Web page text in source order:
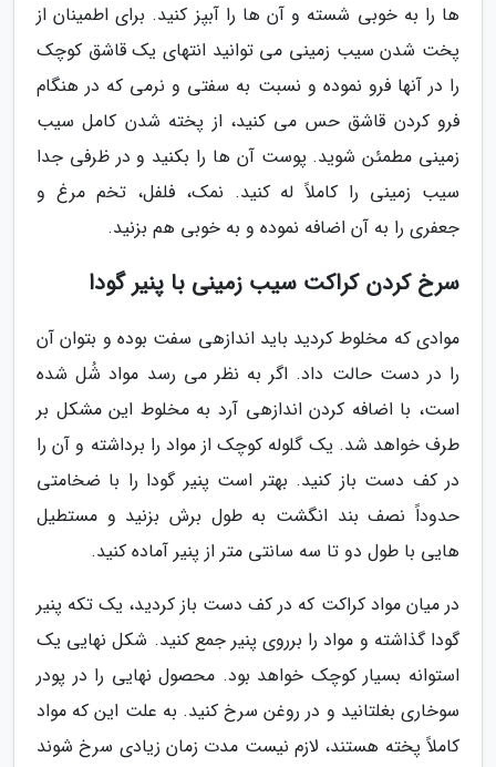
ها را به خوبی شسته و آن ها را آبپز کنید. برای اطمینان از
پخت شدن سیب زمینی می توانید انتهای یک قاشق کوچک
را در آنها فرو نموده و نسبت به سفتی و نرمی که در هنگام
فرو کردن قاشق حس می کنید، از پخته شدن کامل سیب
زمینی مطمئن شوید. پوست آن ها را بکنید و در ظرفی جدا
سیب زمینی را کاملاً له کنید. نمک، فلفل، تخم مرغ و
جعفری را به آن اضافه نموده و به خوبی هم بزنید.
سرخ کردن کراکت سیب زمینی با پنیر گودا
موادی که مخلوط کردید باید اندازهی سفت بوده و بتوان آن
را در دست حالت داد. اگر به نظر می رسد مواد شُل شده
است، با اضافه کردن اندازهی آرد به مخلوط این مشکل بر
طرف خواهد شد. یک گلوله کوچک از مواد را برداشته و آن را
در کف دست باز کنید. بهتر است پنیر گودا را با ضخامتی
حدوداً نصف بند انگشت به طول برش بزنید و مستطیل
هایی با طول دو تا سه سانتی متر از پنیر آماده کنید.
در میان مواد کراکت که در کف دست باز کردید، یک تکه پنیر
گودا گذاشته و مواد را برروی پنیر جمع کنید. شکل نهایی یک
استوانه بسیار کوچک خواهد بود. محصول نهایی را در پودر
سوخاری بغلتانید و در روغن سرخ کنید. به علت این که مواد
کاملاً پخته هستند، لازم نیست مدت زمان زیادی سرخ شوند